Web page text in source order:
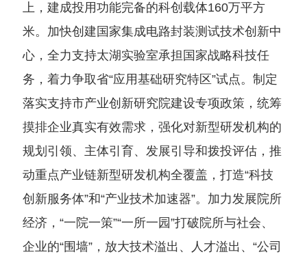
上，建成投用功能完备的科创载体160万平方
米。加快创建国家集成电路封装测试技术创新中
心，全力支持太湖实验室承担国家战略科技任
务，着力争取省“应用基础研究特区”试点。制定
落实支持市产业创新研究院建设专项政策，统筹
摸排企业真实有效需求，强化对新型研发机构的
规划引领、主体引育、发展引导和拨投评估，推
动重点产业链新型研发机构全覆盖，打造“科技
创新服务体”和“产业技术加速器”。加力发展院所
经济，“一院一策”“一所一园”打破院所与社会、
企业的“围墙”，放大技术溢出、人才溢出、“公司